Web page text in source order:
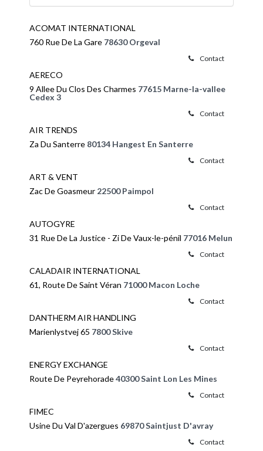
ACOMAT INTERNATIONAL
760 Rue De La Gare 78630 Orgeval
Contact
AERECO
9 Allee Du Clos Des Charmes 77615 Marne-la-vallee
Cedex 3
Contact
AIR TRENDS
Za Du Santerre 80134 Hangest En Santerre
Contact
ART & VENT
Zac De Goasmeur 22500 Paimpol
Contact
AUTOGYRE
31 Rue De La Justice - Zi De Vaux-le-pénil 77016 Melun
Contact
CALADAIR INTERNATIONAL
61, Route De Saint Véran 71000 Macon Loche
Contact
DANTHERM AIR HANDLING
Marienlystvej 65 7800 Skive
Contact
ENERGY EXCHANGE
Route De Peyrehorade40300 Saint Lon Les Mines
Contact
FIMEC
Usine Du Val D'azergues 69870 Saintjust D'avray
Contact